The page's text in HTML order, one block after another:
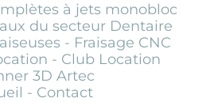
à jets monobloc
du secteur Dentaire
- Fraisage CNC
- Club Location
3D Artec
- Contact